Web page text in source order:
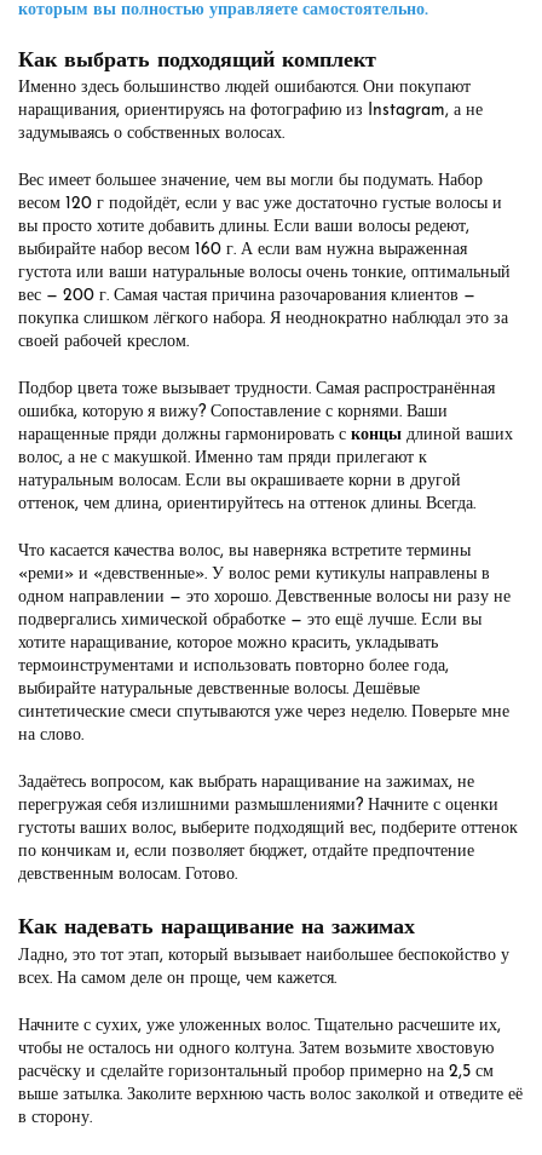
которым вы полностью управляете самостоятельно.
Как выбрать подходящий комплект
Именно здесь большинство людей ошибаются. Они покупают
наращивания, ориентируясь на фотографию из Instagram, а не
задумываясь о собственных волосах.
Вес имеет большее значение, чем вы могли бы подумать. Набор
весом 120 г подойдёт, если у вас уже достаточно густые волосы и
вы просто хотите добавить длины. Если ваши волосы редеют,
выбирайте набор весом 160 г. А если вам нужна выраженная
густота или ваши натуральные волосы очень тонкие, оптимальный
вес — 200 г. Самая частая причина разочарования клиентов —
покупка слишком лёгкого набора. Я неоднократно наблюдал это за
своей рабочей креслом.
Подбор цвета тоже вызывает трудности. Самая распространённая
ошибка, которую я вижу? Сопоставление с корнями. Ваши
наращенные пряди должны гармонировать с концы длиной ваших
волос, а не с макушкой. Именно там пряди прилегают к
натуральным волосам. Если вы окрашиваете корни в другой
оттенок, чем длина, ориентируйтесь на оттенок длины. Всегда.
Что касается качества волос, вы наверняка встретите термины
«реми» и «девственные». У волос реми кутикулы направлены в
одном направлении — это хорошо. Девственные волосы ни разу не
подвергались химической обработке — это ещё лучше. Если вы
хотите наращивание, которое можно красить, укладывать
термоинструментами и использовать повторно более года,
выбирайте натуральные девственные волосы. Дешёвые
синтетические смеси спутываются уже через неделю. Поверьте мне
на слово.
Задаётесь вопросом, как выбрать наращивание на зажимах, не
перегружая себя излишними размышлениями? Начните с оценки
густоты ваших волос, выберите подходящий вес, подберите оттенок
по кончикам и, если позволяет бюджет, отдайте предпочтение
девственным волосам. Готово.
Как надевать наращивание на зажимах
Ладно, это тот этап, который вызывает наибольшее беспокойство у
всех. На самом деле он проще, чем кажется.
Начните с сухих, уже уложенных волос. Тщательно расчешите их,
чтобы не осталось ни одного колтуна. Затем возьмите хвостовую
расчёску и сделайте горизонтальный пробор примерно на 2,5 см
выше затылка. Заколите верхнюю часть волос заколкой и отведите её
в сторону.